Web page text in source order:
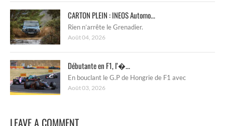
CARTON PLEIN : INEOS Automo...
Rien n’arrête le Grenadier.
Août 04, 2026
Débutante en F1, l’�...
En bouclant le G.P de Hongrie de F1 avec
Août 03, 2026
LEAVE A COMMENT